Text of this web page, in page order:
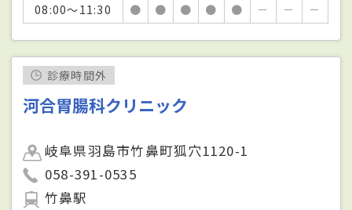
08:00～11:30
● ● ● ● ● － － －
診療時間外
河合胃腸科クリニック
岐阜県羽島市竹鼻町狐穴1120-1
058-391-0535
竹鼻駅